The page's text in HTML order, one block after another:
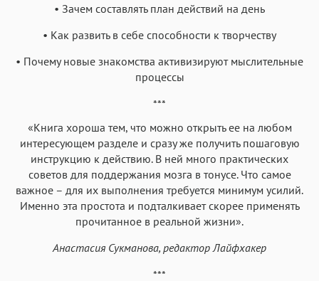
• Зачем составлять план действий на день
• Как развить в себе способности к творчеству
• Почему новые знакомства активизируют мыслительные
процессы
***
«Книга хороша тем, что можно открыть ее на любом
интересующем разделе и сразу же получить пошаговую
инструкцию к действию. В ней много практических
советов для поддержания мозга в тонусе. Что самое
важное – для их выполнения требуется минимум усилий.
Именно эта простота и подталкивает скорее применять
прочитанное в реальной жизни».
Анастасия Сукманова, редактор Лайфхакер
***